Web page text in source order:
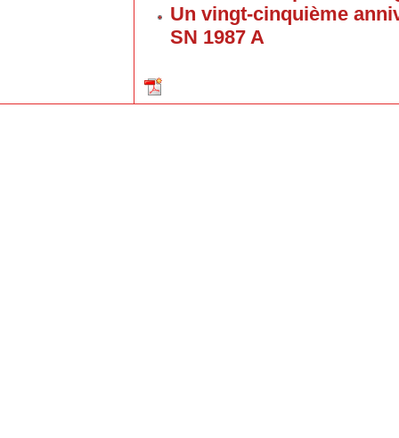
Un vingt-cinquième
SN 1987 A